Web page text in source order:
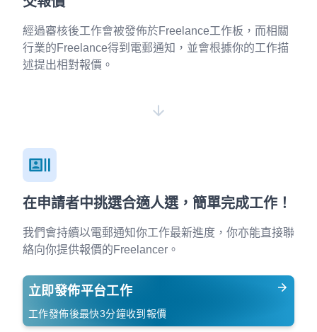
經過審核後工作會被發佈於Freelance工作板，而相關
行業的Freelance得到電郵通知，並會根據你的工作描
述提出相對報價。
在申請者中挑選合適人選，簡單完成工作！
我們會持續以電郵通知你工作最新進度，你亦能直接聯
絡向你提供報價的Freelancer。
立即發佈平台工作
工作發佈後最快3分鐘收到報價